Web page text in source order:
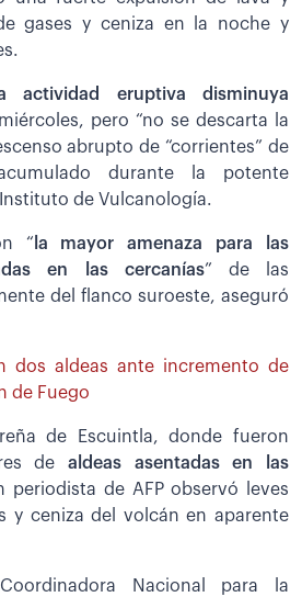
gases y ceniza en la noche y
actividad eruptiva disminuya
pero “no se descarta la
abrupto de “corrientes” de
durante la potente
de Vulcanología.
“ la mayor amenaza para las
en las cercanías” de las
del flanco suroeste, aseguró
dos aldeas ante incremento de
de Fuego
de Escuintla, donde fueron
de aldeas asentadas en las
periodista de AFP observó leves
y ceniza del volcán en aparente
Nacional para la